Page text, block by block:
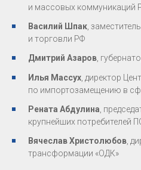
и массовых коммуникаций
Василий Шпак ,
и торговли РФ
Дмитрий Азаров,
Илья Массух , директор
по импортозамещению в
Рената Абдулина ,
крупнейших потребителей
Вячеслав Христолюбов ,
трансформации «ОДК»